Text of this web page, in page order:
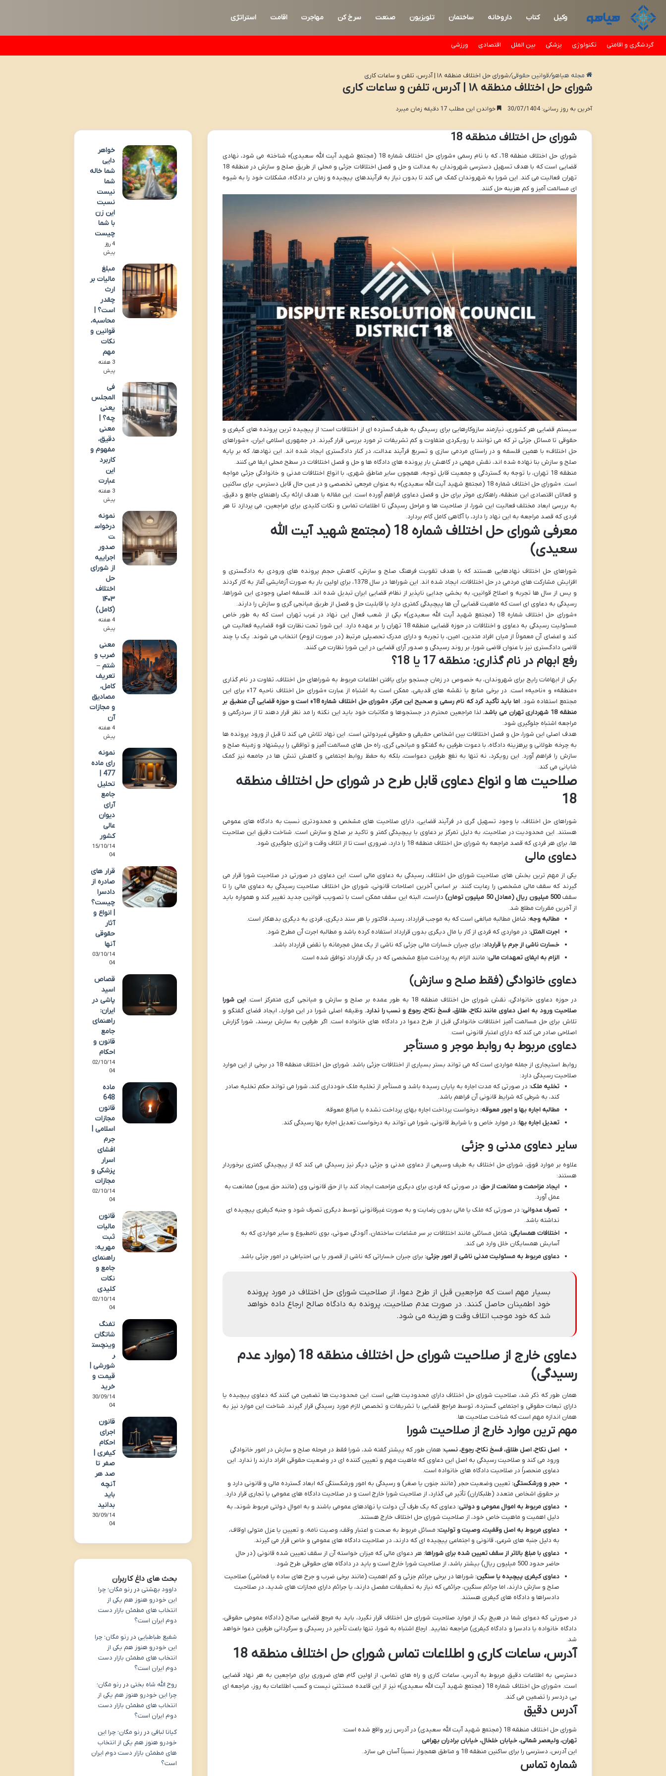
وکیل کتاب داروخانه ساختمان تلویزیون صنعت سرخ کن مهاجرت اقامت استراتژی
گردشگری و اقامتی تکنولوژی پزشکی بین الملل اقتصادی ورزشی
مجله هیاهو/قوانین حقوقی/شورای حل اختلاف منطقه ۱۸ | آدرس، تلفن و ساعات کاری
شورای حل اختلاف منطقه ۱۸ | آدرس، تلفن و ساعات کاری
آخرین به روز رسانی: 30/07/1404 خواندن این مطلب 17 دقیقه زمان میبرد
شورای حل اختلاف منطقه 18
شورای حل اختلاف منطقه 18، که با نام رسمی «شورای حل اختلاف شماره 18 (مجتمع شهید آیت الله سعیدی)» شناخته می شود، نهادی
قضایی است که با هدف تسهیل دسترسی شهروندان به عدالت و حل و فصل اختلافات جزئی و محلی از طریق صلح و سازش در منطقه 18
تهران فعالیت می کند. این شورا به شهروندان کمک می کند تا بدون نیاز به فرآیندهای پیچیده و زمان بر دادگاه، مشکلات خود را به شیوه
ای مسالمت آمیز و کم هزینه حل کنند.
سیستم قضایی هر کشوری، نیازمند سازوکارهایی برای رسیدگی به طیف گسترده ای از اختلافات است؛ از پیچیده ترین پرونده های کیفری و
حقوقی تا مسائل جزئی تر که می توانند با رویکردی متفاوت و کم تشریفات تر مورد بررسی قرار گیرند. در جمهوری اسلامی ایران، «شوراهای
حل اختلاف» با همین فلسفه و در راستای مردمی سازی و تسریع فرآیند عدالت، در کنار دادگستری ایجاد شده اند. این نهادها، که بر پایه
صلح و سازش بنا نهاده شده اند، نقش مهمی در کاهش بار پرونده های دادگاه ها و حل و فصل اختلافات در سطح محلی ایفا می کنند.
منطقه 18 تهران، با توجه به گستردگی و جمعیت قابل توجه، همچون سایر مناطق شهری، با انواع اختلافات مدنی و خانوادگی جزئی مواجه
است. «شورای حل اختلاف شماره 18 (مجتمع شهید آیت الله سعیدی)» به عنوان مرجعی تخصصی و در عین حال قابل دسترس، برای ساکنین
و فعالان اقتصادی این منطقه، راهکاری موثر برای حل و فصل دعاوی فراهم آورده است. این مقاله با هدف ارائه یک راهنمای جامع و دقیق،
به بررسی ابعاد مختلف فعالیت این شورا، از صلاحیت ها و مراحل رسیدگی تا اطلاعات تماس و نکات کلیدی برای مراجعین، می پردازد تا هر
فردی که قصد مراجعه به این نهاد را دارد، با آگاهی کامل گام بردارد.
معرفی شورای حل اختلاف شماره 18 (مجتمع شهید آیت الله
سعیدی)
شوراهای حل اختلاف نهادهایی هستند که با هدف تقویت فرهنگ صلح و سازش، کاهش حجم پرونده های ورودی به دادگستری و
افزایش مشارکت های مردمی در حل اختلافات، ایجاد شده اند. این شوراها در سال 1378، برای اولین بار به صورت آزمایشی آغاز به کار کردند
و پس از سال ها تجربه و اصلاح قوانین، به بخشی جدایی ناپذیر از نظام قضایی ایران تبدیل شده اند. فلسفه اصلی وجودی این شوراها،
رسیدگی به دعاوی ای است که ماهیت قضایی آن ها پیچیدگی کمتری دارد یا قابلیت حل و فصل از طریق میانجی گری و سازش را دارند.
«شورای حل اختلاف شماره 18 (مجتمع شهید آیت الله سعیدی)» یکی از شعب فعال این نهاد در غرب تهران است که به طور خاص
مسئولیت رسیدگی به دعاوی و اختلافات در حوزه قضایی منطقه 18 تهران را بر عهده دارد. این شورا تحت نظارت قوه قضاییه فعالیت می
کند و اعضای آن معمولاً از میان افراد متدین، امین، با تجربه و دارای مدرک تحصیلی مرتبط (در صورت لزوم) انتخاب می شوند. یک یا چند
قاضی دادگستری نیز با عنوان قاضی شورا، بر روند رسیدگی و صدور آرای قضایی در این شورا نظارت می کنند.
رفع ابهام در نام گذاری: منطقه 17 یا 18؟
یکی از ابهامات رایج برای شهروندان، به خصوص در زمان جستجو برای یافتن اطلاعات مربوط به شوراهای حل اختلاف، تفاوت در نام گذاری
«منطقه» و «ناحیه» است. در برخی منابع یا نقشه های قدیمی، ممکن است به اشتباه از عبارت «شورای حل اختلاف ناحیه 17» برای این
مجتمع استفاده شود.
اما باید تأکید کرد که نام رسمی و صحیح این مرکز، «شورای حل اختلاف شماره 18» است و حوزه قضایی آن منطبق بر
منطقه 18 شهرداری تهران می باشد.
لذا مراجعین محترم در جستجوها و مکاتبات خود باید این نکته را مد نظر قرار دهند تا از سردرگمی و
مراجعه اشتباه جلوگیری شود.
هدف اصلی این شورا، حل و فصل اختلافات بین اشخاص حقیقی و حقوقی غیردولتی است. این نهاد تلاش می کند تا قبل از ورود پرونده ها
به چرخه طولانی و پرهزینه دادگاه، با دعوت طرفین به گفتگو و میانجی گری، راه حل های مسالمت آمیز و توافقی را پیشنهاد و زمینه صلح و
سازش را فراهم آورد. این رویکرد، نه تنها به نفع طرفین دعواست، بلکه به حفظ روابط اجتماعی و کاهش تنش ها در جامعه نیز کمک
شایانی می کند.
صلاحیت ها و انواع دعاوی قابل طرح در شورای حل اختلاف منطقه
18
شوراهای حل اختلاف، با وجود تسهیل گری در فرآیند قضایی، دارای صلاحیت های مشخص و محدودتری نسبت به دادگاه های عمومی
هستند. این محدودیت در صلاحیت، به دلیل تمرکز بر دعاوی با پیچیدگی کمتر و تاکید بر صلح و سازش است. شناخت دقیق این صلاحیت
ها، برای هر فردی که قصد مراجعه به شورای حل اختلاف منطقه 18 را دارد، ضروری است تا از اتلاف وقت و انرژی جلوگیری شود.
دعاوی مالی
یکی از مهم ترین بخش های صلاحیت شورای حل اختلاف، رسیدگی به دعاوی مالی است. این دعاوی در صورتی در صلاحیت شورا قرار می
گیرند که سقف مالی مشخصی را رعایت کنند. بر اساس آخرین اصلاحات قانونی، شورای حل اختلاف صلاحیت رسیدگی به دعاوی مالی را تا
سقف500 میلیون ریال (معادل 50 میلیون تومان)
داراست، البته این سقف ممکن است با تصویب قوانین جدید تغییر کند و همواره باید
از آخرین مقررات مطلع شد.
مطالبه وجه: شامل مطالبه مبالغی است که به موجب قرارداد، رسید، فاکتور یا هر سند دیگری، فردی به دیگری بدهکار است.
اجرت المثل: در مواردی که فردی از کار یا مال دیگری بدون قرارداد استفاده کرده باشد و مطالبه اجرت آن مطرح شود.
خسارت ناشی از جرم یا قرارداد: برای جبران خسارات مالی جزئی که ناشی از یک عمل مجرمانه یا نقض قرارداد باشد.
الزام به ایفای تعهدات مالی: مانند الزام به پرداخت مبلغ مشخصی که در یک قرارداد توافق شده است.
دعاوی خانوادگی (فقط صلح و سازش)
در حوزه دعاوی خانوادگی، نقش شورای حل اختلاف منطقه 18 به طور عمده بر صلح و سازش و میانجی گری متمرکز است.
این شورا
صلاحیت ورود به اصل دعاوی مانند نکاح، طلاق، فسخ نکاح، رجوع و نسب را ندارد. وظیفه اصلی شورا در این موارد، ایجاد فضای گفتگو و
تلاش برای حل مسالمت آمیز اختلافات خانوادگی قبل از طرح دعوا در دادگاه های خانواده است. اگر طرفین به سازش برسند، شورا گزارش
اصلاحی صادر می کند که دارای اعتبار قانونی است.
دعاوی مربوط به روابط موجر و مستأجر
روابط استیجاری از جمله مواردی است که می تواند بستر بسیاری از اختلافات جزئی باشد. شورای حل اختلاف منطقه 18 در برخی از این موارد
صلاحیت رسیدگی دارد:
تخلیه ملک: در صورتی که مدت اجاره به پایان رسیده باشد و مستأجر از تخلیه ملک خودداری کند، شورا می تواند حکم تخلیه صادر
کند، به شرطی که شرایط قانونی آن فراهم باشد.
مطالبه اجاره بها و اجور معوقه: درخواست پرداخت اجاره بهای پرداخت نشده یا مبالغ معوقه.
تعدیل اجاره بها: در موارد خاص و با شرایط قانونی، شورا می تواند به درخواست تعدیل اجاره بها رسیدگی کند.
سایر دعاوی مدنی و جزئی
علاوه بر موارد فوق، شورای حل اختلاف به طیف وسیعی از دعاوی مدنی و جزئی دیگر نیز رسیدگی می کند که از پیچیدگی کمتری برخوردار
هستند:
ایجاد مزاحمت و ممانعت از حق: در صورتی که فردی برای دیگری مزاحمت ایجاد کند یا از حق قانونی وی (مانند حق عبور) ممانعت به
عمل آورد.
تصرف عدوانی: در صورتی که ملک یا مالی بدون رضایت و به صورت غیرقانونی توسط دیگری تصرف شود و جنبه کیفری پیچیده ای
نداشته باشد.
اختلافات همسایگی: شامل مسائلی مانند اختلافات بر سر مشاعات ساختمان، آلودگی صوتی، بوی نامطبوع و سایر مواردی که به
آسایش همسایگان خلل وارد می کند.
دعاوی مربوط به مسئولیت مدنی ناشی از امور جزئی: برای جبران خساراتی که ناشی از قصور یا بی احتیاطی در امور جزئی باشد.
بسیار مهم است که مراجعین قبل از طرح دعوا، از صلاحیت شورای حل اختلاف در مورد پرونده
خود اطمینان حاصل کنند. در صورت عدم صلاحیت، پرونده به دادگاه صالح ارجاع داده خواهد
شد که خود موجب اتلاف وقت و هزینه می شود.
دعاوی خارج از صلاحیت شورای حل اختلاف منطقه 18 (موارد عدم
رسیدگی)
همان طور که ذکر شد، صلاحیت شورای حل اختلاف دارای محدودیت هایی است. این محدودیت ها تضمین می کنند که دعاوی پیچیده یا
دارای تبعات حقوقی و اجتماعی گسترده، توسط مراجع قضایی با تشریفات و تخصص لازم مورد رسیدگی قرار گیرند. شناخت این موارد نیز به
همان اندازه مهم است که شناخت صلاحیت ها.
مهم ترین موارد خارج از صلاحیت شورا
اصل نکاح، اصل طلاق، فسخ نکاح، رجوع، نسب: همان طور که پیشتر گفته شد، شورا فقط در مرحله صلح و سازش در امور خانوادگی
ورود می کند و صلاحیت رسیدگی به اصل این دعاوی که ماهیت مهم و تعیین کننده ای در وضعیت حقوقی افراد دارند را ندارد. این
دعاوی منحصراً در صلاحیت دادگاه های خانواده است.
حجر و ورشکستگی: تعیین وضعیت حجر (مانند جنون یا صغر) و رسیدگی به امور ورشکستگی که ابعاد گسترده مالی و قانونی دارد و
بر حقوق اشخاص متعدد (طلبکاران) تأثیر می گذارد، از صلاحیت شورا خارج است و در صلاحیت دادگاه های عمومی یا تجاری قرار دارد.
دعاوی مربوط به اموال عمومی و دولتی: دعاوی که یک طرف آن دولت یا نهادهای عمومی باشند و به اموال دولتی مربوط شوند، به
دلیل اهمیت و ماهیت خاص خود، از صلاحیت شورای حل اختلاف خارج هستند.
دعاوی مربوط به اصل وقفیت، وصیت و تولیت: مسائل مربوط به صحت و اعتبار وقف، وصیت نامه، و تعیین یا عزل متولی اوقاف،
به دلیل جنبه های شرعی، قانونی و اجتماعی پیچیده ای که دارند، در صلاحیت دادگاه های عمومی و خاص قرار می گیرند.
دعاوی با مبلغ بالاتر از سقف تعیین شده برای شوراها: هر دعوای مالی که میزان خواسته آن از سقف تعیین شده قانونی (در حال
حاضر حدود 500 میلیون ریال) بیشتر باشد، از صلاحیت شورا خارج است و باید در دادگاه های حقوقی طرح شود.
دعاوی کیفری پیچیده یا سنگین: شوراها در برخی جرائم جزئی و کم اهمیت (مانند برخی ضرب و جرح های ساده یا فحاشی) صلاحیت
صلح و سازش دارند، اما جرائم سنگین، جرائمی که نیاز به تحقیقات مفصل دارند، یا جرائم دارای مجازات های شدید، در صلاحیت
دادسراها و دادگاه های کیفری هستند.
در صورتی که دعوای شما در هیچ یک از موارد صلاحیت شورای حل اختلاف قرار نگیرد، باید به مرجع قضایی صالح (دادگاه عمومی حقوقی،
دادگاه خانواده یا دادسرا و دادگاه کیفری) مراجعه نمایید. ارجاع اشتباه به شورا، تنها باعث تأخیر در رسیدگی و سرگردانی طرفین دعوا خواهد
شد.
آدرس، ساعات کاری و اطلاعات تماس شورای حل اختلاف منطقه 18
دسترسی به اطلاعات دقیق مربوط به آدرس، ساعات کاری و راه های تماس، از اولین گام های ضروری برای مراجعین به هر نهاد قضایی
است. «شورای حل اختلاف شماره 18 (مجتمع شهید آیت الله سعیدی)» نیز از این قاعده مستثنی نیست و کسب اطلاعات به روز، مراجعه ای
بی دردسر را تضمین می کند.
آدرس دقیق
شورای حل اختلاف منطقه 18 (مجتمع شهید آیت الله سعیدی) در آدرس زیر واقع شده است:
تهران، ولیعصر شمالی، خیابان خلخال، خیابان برادران بهرامی
این آدرس، دسترسی را برای ساکنین منطقه 18 و مناطق همجوار نسبتاً آسان می سازد.
شماره تماس
خواهر
دایی
شما خاله
شما
نیست
نسبت
این زن
با شما
چیست
4 روز
پیش
مبلغ
مالیات بر
ارث
چقدر
است؟ |
محاسبه،
قوانین و
نکات
مهم
3 هفته
پیش
فی
المجلس
یعنی
چه؟ |
معنی
دقیق،
مفهوم و
کاربرد
این
عبارت
3 هفته
پیش
نمونه
درخواس
ت
صدور
اجراییه
از شورای
حل
اختلاف
۱۴۰۳
(کامل)
4 هفته
پیش
معنی
ضرب و
شتم –
تعریف
کامل،
مصادیق
و مجازات
آن
4 هفته
پیش
نمونه
رای ماده
477 |
تحلیل
جامع
آرای
دیوان
عالی
کشور
15/10/14
04
قرار های
صادره از
دادسرا
چیست؟
| انواع و
آثار
حقوقی
آنها
03/10/14
04
قصاص
اسید
پاشی در
ایران:
راهنمای
جامع
قانون و
احکام
02/10/14
04
ماده
648
قانون
مجازات
اسلامی |
جرم
افشای
اسرار
پزشکی و
مجازات
02/10/14
04
قانون
مالیات
ثبت
مهریه:
راهنمای
جامع و
نکات
کلیدی
02/10/14
04
تفنگ
شاتگان
وینچست
ر
شورشی |
قیمت و
خرید
30/09/14
04
قانون
اجرای
احکام
کیفری |
صفر تا
صد هر
آنچه
باید
بدانید
30/09/14
04
بحث های داغ کاربران
داوود بهشتی در رنو مگان؛ چرا
این خودرو هنوز هم یکی از
انتخاب های مطمئن بازار دست
دوم ایران است؟
شفیع طباطبایی در رنو مگان؛ چرا
این خودرو هنوز هم یکی از
انتخاب های مطمئن بازار دست
دوم ایران است؟
روح الله شاه بختی در رنو مگان؛
چرا این خودرو هنوز هم یکی از
انتخاب های مطمئن بازار دست
دوم ایران است؟
کیانا لبافی در رنو مگان؛ چرا این
خودرو هنوز هم یکی از انتخاب
های مطمئن بازار دست دوم ایران
است؟